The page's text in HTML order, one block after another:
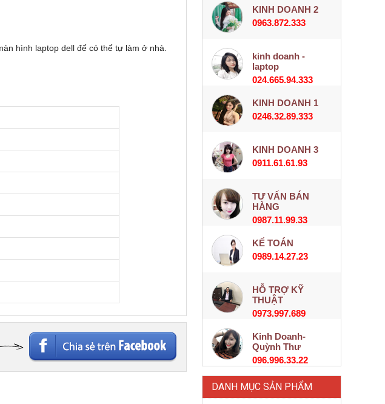
hình laptop dell để có thể tự làm ở nhà.
KINH DOANH 2
0963.872.333
kinh doanh -
laptop
024.665.94.333
KINH DOANH 1
0246.32.89.333
KINH DOANH 3
0911.61.61.93
TƯ VẤN BÁN
HÀNG
0987.11.99.33
KẾ TOÁN
0989.14.27.23
HỖ TRỢ KỸ
THUẬT
0973.997.689
Kinh Doanh-
Quỳnh Thư
096.996.33.22
DANH MỤC SẢN PHẨM